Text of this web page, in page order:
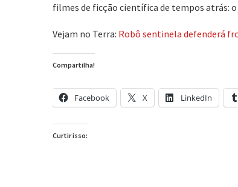
filmes de ficção científica de tempos atrás:
Vejam no Terra: Robô sentinela defenderá
Compartilha!
Facebook X LinkedIn
Curtir isso: